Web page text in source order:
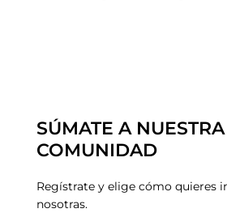
SÚMATE A NUESTRA
COMUNIDAD
Regístrate y elige cómo quieres
nosotras.